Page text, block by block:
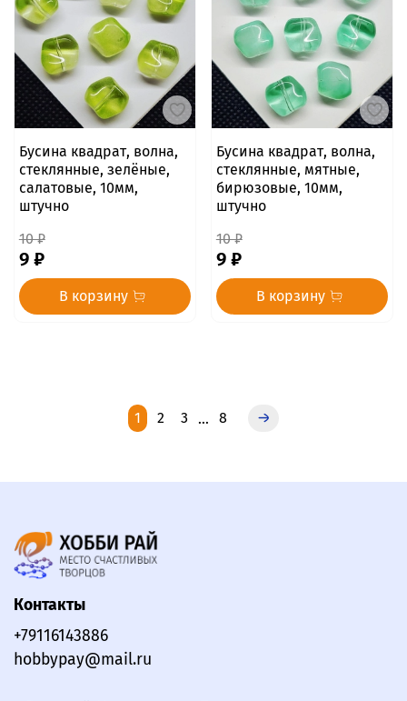
Бусина квадрат, волна,
стеклянные, зелёные,
салатовые, 10мм,
штучно
10 ₽
9 ₽
В корзину
Бусина квадрат, волна,
стеклянные, мятные,
бирюзовые, 10мм,
штучно
10 ₽
9 ₽
В корзину
1 2 3 … 8
Контакты
+79116143886
hobbypay@mail.ru